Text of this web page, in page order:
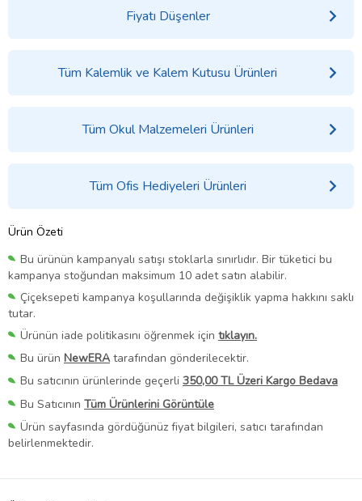
Fiyatı Düşenler
Tüm Kalemlik ve Kalem Kutusu Ürünleri
Tüm Okul Malzemeleri Ürünleri
Tüm Ofis Hediyeleri Ürünleri
Ürün Özeti
Bu ürünün kampanyalı satışı stoklarla sınırlıdır. Bir tüketici bu
kampanya stoğundan maksimum 10 adet satın alabilir.
Çiçeksepeti kampanya koşullarında değişiklik yapma hakkını saklı
tutar.
Ürünün iade politikasını öğrenmek için tıklayın.
Bu ürün NewERAtarafından gönderilecektir.
Bu satıcının ürünlerinde geçerli 350,00 TL Üzeri Kargo Bedava
Bu Satıcının Tüm Ürünlerini Görüntüle
Ürün sayfasında gördüğünüz fiyat bilgileri, satıcı tarafından
belirlenmektedir.